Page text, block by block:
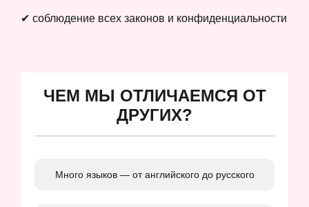
✔ соблюдение всех законов и конфиденциальности
ЧЕМ МЫ ОТЛИЧАЕМСЯ ОТ
ДРУГИХ?
Много языков — от английского до русского